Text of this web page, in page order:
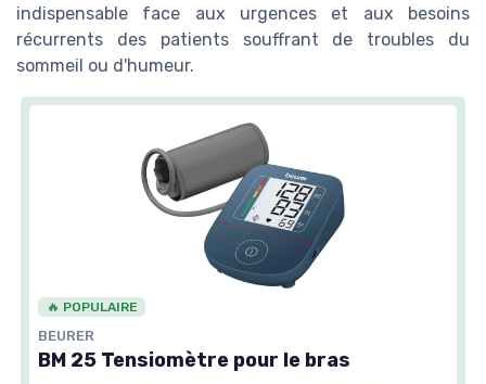
indispensable face aux urgences et aux besoins
récurrents des patients souffrant de troubles du
sommeil ou d'humeur.
🔥 POPULAIRE
BEURER
BM 25 Tensiomètre pour le bras